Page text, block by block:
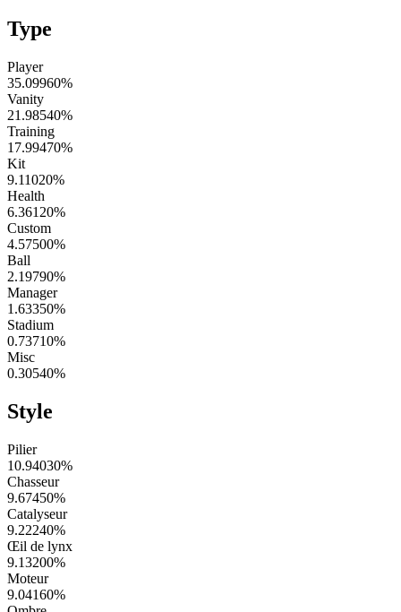
Type
Player
35.09960%
Vanity
21.98540%
Training
17.99470%
Kit
9.11020%
Health
6.36120%
Custom
4.57500%
Ball
2.19790%
Manager
1.63350%
Stadium
0.73710%
Misc
0.30540%
Style
Pilier
10.94030%
Chasseur
9.67450%
Catalyseur
9.22240%
Œil de lynx
9.13200%
Moteur
9.04160%